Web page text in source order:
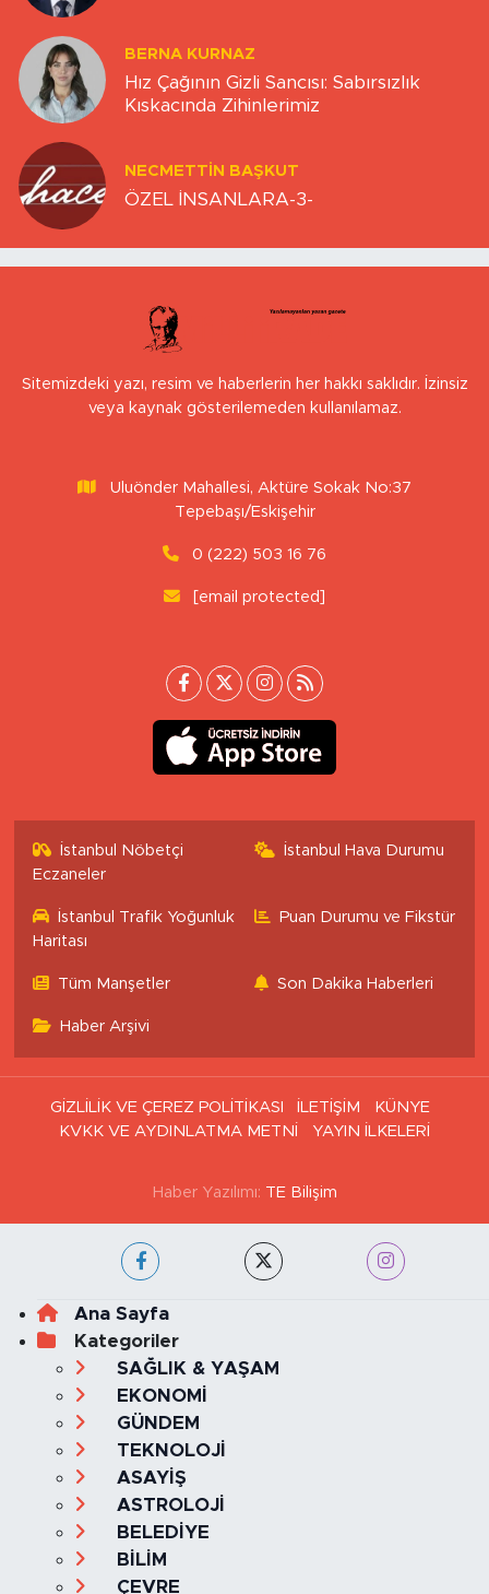
BERNA KURNAZ
Hız Çağının Gizli Sancısı: Sabırsızlık
Kıskacında Zihinlerimiz
NECMETTIN BAŞKUT
ÖZEL İNSANLARA-3-
Sitemizdeki yazı, resim ve haberlerin her hakkı saklıdır. İzinsiz
veya kaynak gösterilemeden kullanılamaz.
Uluönder Mahallesi, Aktüre Sokak No:37
Tepebaşı/Eskişehir
0 (222) 503 16 76
[email protected]
İstanbul Nöbetçi
Eczaneler
İstanbul Hava Durumu
İstanbul Trafik Yoğunluk
Haritası
Puan Durumu ve Fikstür
Tüm Manşetler Son Dakika Haberleri
Haber Arşivi
GİZLİLİK VE ÇEREZ POLİTİKASI İLETİŞİM
KÜNYE
KVKK VE AYDINLATMA METNİ
YAYIN İLKELERİ
Haber Yazılımı: TE Bilişim
Ana Sayfa
Kategoriler
SAĞLIK & YAŞAM
EKONOMİ
GÜNDEM
TEKNOLOJİ
ASAYİŞ
ASTROLOJİ
BELEDİYE
BİLİM
ÇEVRE